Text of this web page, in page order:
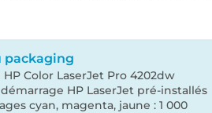
packaging
Color LaserJet Pro 4202dw
HP LaserJet pré-installés
cyan, magenta, jaune : 1 000